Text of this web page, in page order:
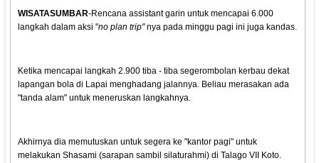
WISATASUMBAR-Rencana assistant garin untuk mencapai 6.000
langkah dalam aksi "no plan trip"nya pada minggu pagi ini juga kandas.
Ketika mencapai langkah 2.900 tiba - tiba segerombolan kerbau dekat
lapangan bola di Lapai menghadang jalannya. Beliau merasakan ada
"tanda alam" untuk meneruskan langkahnya.
Akhirnya dia memutuskan untuk segera ke "kantor pagi" untuk
melakukan Shasami (sarapan sambil silaturahmi) di Talago VII Koto.